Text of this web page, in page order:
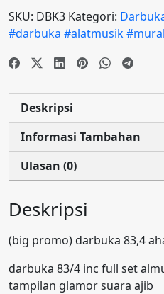
terbaik
+
tass
SKU: DBK3 Kategori:
#darbuka #alatmusik
Deskripsi
Informasi Tambahan
Ulasan (0)
Deskripsi
(big promo) darbuka 83,4
darbuka 83/4 inc full set
tampilan glamor suara ajib